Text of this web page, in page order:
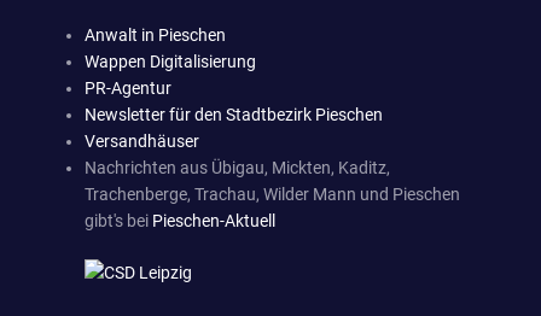
Anwalt in Pieschen
Wappen Digitalisierung
PR-Agentur
Newsletter für den Stadtbezirk Pieschen
Versandhäuser
Nachrichten aus Übigau, Mickten, Kaditz,
Trachenberge, Trachau, Wilder Mann und Pieschen
gibt's bei Pieschen-Aktuell